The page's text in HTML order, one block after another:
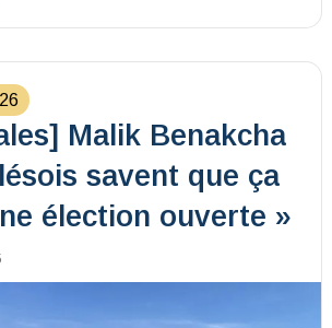
Malik Benakcha
savent que ça
élection ouverte »